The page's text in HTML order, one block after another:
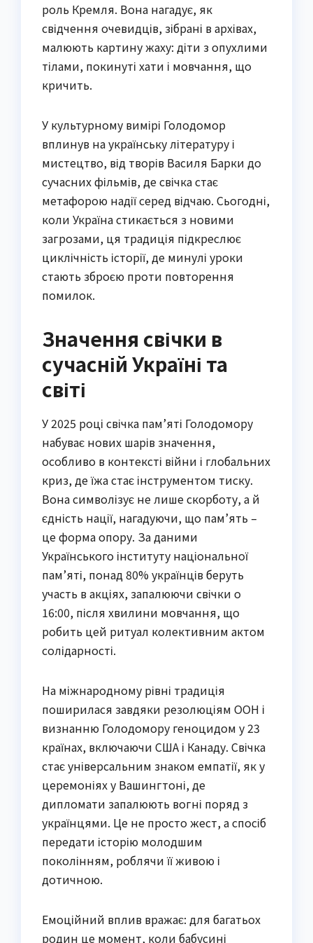
роль Кремля. Вона нагадує, як
свідчення очевидців, зібрані в архівах,
малюють картину жаху: діти з опухлими
тілами, покинуті хати і мовчання, що
кричить.
У культурному вимірі Голодомор
вплинув на українську літературу і
мистецтво, від творів Василя Барки до
сучасних фільмів, де свічка стає
метафорою надії серед відчаю. Сьогодні,
коли Україна стикається з новими
загрозами, ця традиція підкреслює
циклічність історії, де минулі уроки
стають зброєю проти повторення
помилок.
Значення свічки в
сучасній Україні та
світі
У 2025 році свічка пам’яті Голодомору
набуває нових шарів значення,
особливо в контексті війни і глобальних
криз, де їжа стає інструментом тиску.
Вона символізує не лише скорботу, а й
єдність нації, нагадуючи, що пам’ять –
це форма опору. За даними
Українського інституту національної
пам’яті, понад 80% українців беруть
участь в акціях, запалюючи свічки о
16:00, після хвилини мовчання, що
робить цей ритуал колективним актом
солідарності.
На міжнародному рівні традиція
поширилася завдяки резолюціям ООН і
визнанню Голодомору геноцидом у 23
країнах, включаючи США і Канаду. Свічка
стає універсальним знаком емпатії, як у
церемоніях у Вашингтоні, де
дипломати запалюють вогні поряд з
українцями. Це не просто жест, а спосіб
передати історію молодшим
поколінням, роблячи її живою і
дотичною.
Емоційний вплив вражає: для багатьох
родин це момент, коли бабусині